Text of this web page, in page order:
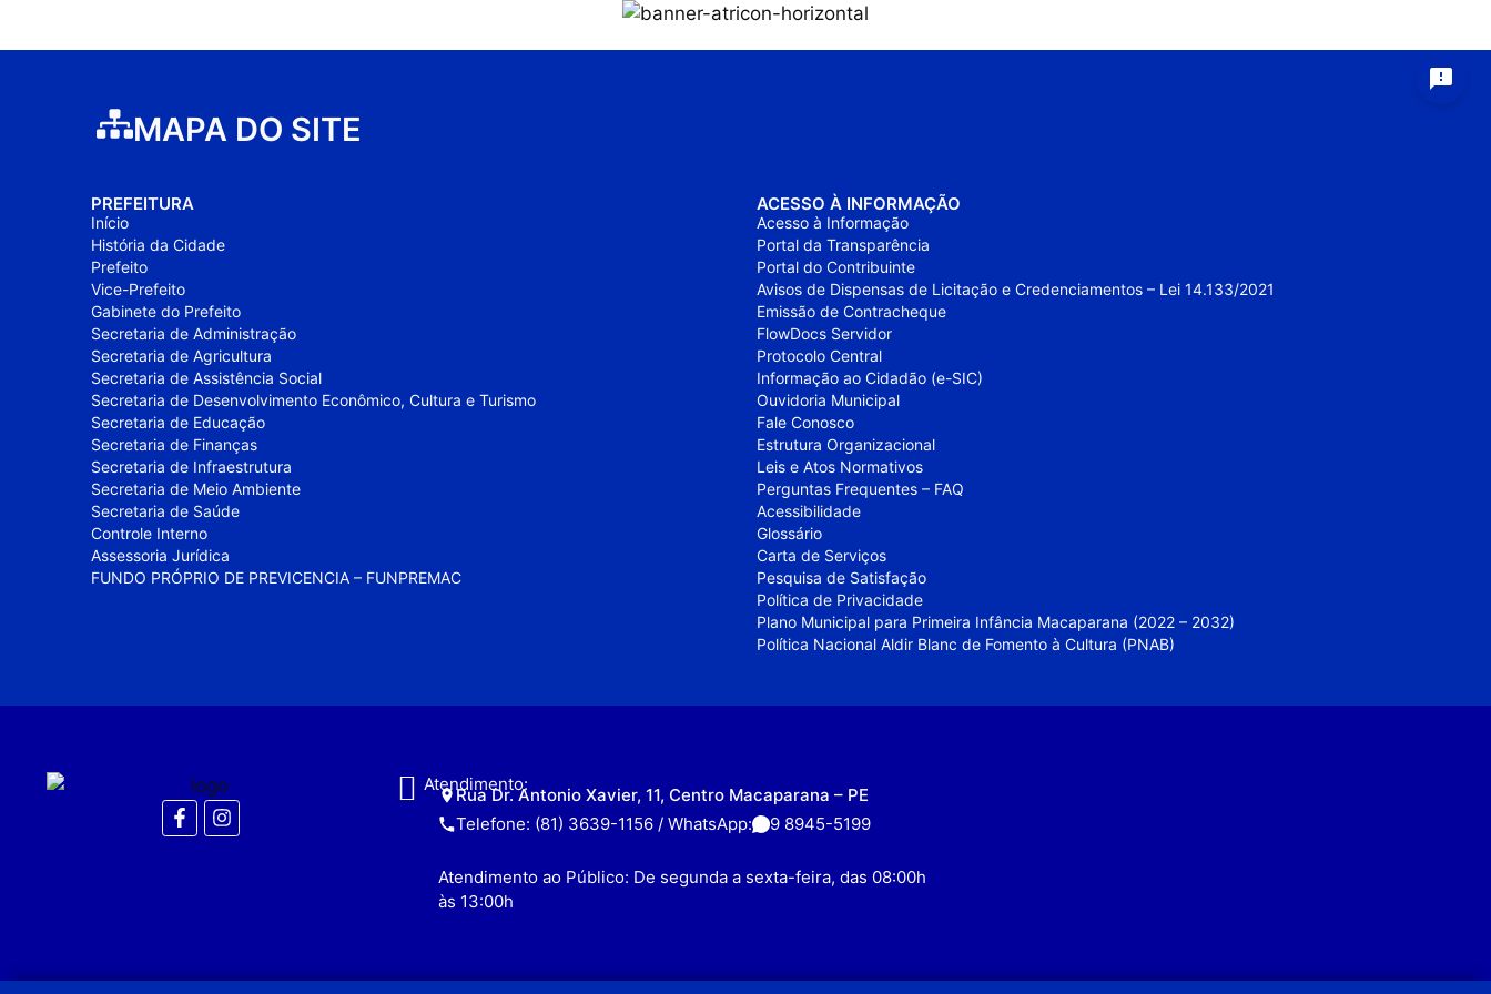
feedback
MAPA DO SITE
PREFEITURA
Início
História da Cidade
Prefeito
Vice-Prefeito
Gabinete do Prefeito
Secretaria de Administração
Secretaria de Agricultura
Secretaria de Assistência Social
Secretaria de Desenvolvimento Econômico, Cultura e Turismo
Secretaria de Educação
Secretaria de Finanças
Secretaria de Infraestrutura
Secretaria de Meio Ambiente
Secretaria de Saúde
Controle Interno
Assessoria Jurídica
FUNDO PRÓPRIO DE PREVICENCIA – FUNPREMAC
ACESSO À INFORMAÇÃO
Acesso à Informação
Portal da Transparência
Portal do Contribuinte
Avisos de Dispensas de Licitação e Credenciamentos – Lei 14.133/2021
Emissão de Contracheque
FlowDocs Servidor
Protocolo Central
Informação ao Cidadão (e-SIC)
Ouvidoria Municipal
Fale Conosco
Estrutura Organizacional
Leis e Atos Normativos
Perguntas Frequentes – FAQ
Acessibilidade
Glossário
Carta de Serviços
Pesquisa de Satisfação
Política de Privacidade
Plano Municipal para Primeira Infância Macaparana (2022 – 2032)
Política Nacional Aldir Blanc de Fomento à Cultura (PNAB)
Atendimento:
Rua Dr. Antonio Xavier, 11, Centro Macaparana – PE
Telefone: (81) 3639-1156 / WhatsApp:
9 8945-5199
Atendimento ao Público: De segunda a sexta-feira, das 08:00h
às 13:00h